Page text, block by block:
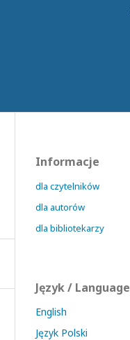
Informacje
dla czytelników
dla autorów
dla bibliotekarzy
Język / Language
English
Język Polski